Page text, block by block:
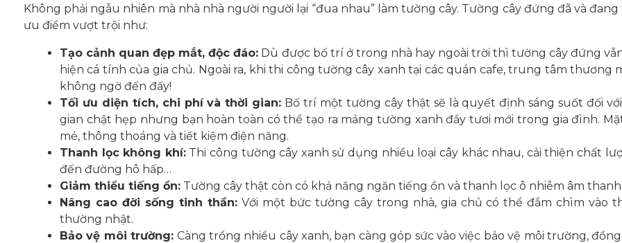
Không phải ngẫu nhiên mà nhà nhà người người lại “đua nhau” làm tường cây. Tường cây đứng đã và
ưu điểm vượt trội như:
Tạo cảnh quan đẹp mắt, độc đáo: Dù được bố trí ở trong nhà hay ngoài trời thì tường cây đứng
hiện cá tính của gia chủ. Ngoài ra, khi thi công tường cây xanh tại các quán cafe, trung tâm thương
không ngờ đến đấy!
Tối ưu diện tích, chi phí và thời gian: Bố trí một tường cây thật sẽ là quyết định sáng suốt đối
gian chật hẹp nhưng bạn hoàn toàn có thể tạo ra mảng tường xanh đầy tươi mới trong gia đình.
mẻ, thông thoáng và tiết kiệm điện năng.
Thanh lọc không khí:Thi công tường cây xanh sử dụng nhiều loại cây khác nhau, cải thiện chất
đến đường hô hấp…
Giảm thiểu tiếng ồn: Tường cây thật còn có khả năng ngăn tiếng ồn và thanh lọc ô nhiễm âm
Nâng cao đời sống tinh thần:Với một bức tường cây trong nhà, gia chủ có thể đắm chìm vào
thường nhật.
Bảo vệ môi trường: Càng trồng nhiều cây xanh, bạn càng góp sức vào việc bảo vệ môi trường,